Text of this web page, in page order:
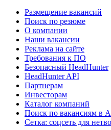
Размещение вакансий
Поиск по резюме
О компании
Наши вакансии
Реклама на сайте
Требования к ПО
Безопасный HeadHunter
HeadHunter API
Партнерам
Инвесторам
Каталог компаний
Поиск по вакансиям в
Сетка: соцсеть для